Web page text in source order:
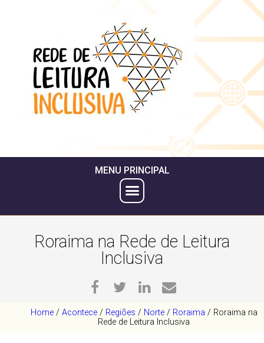
MENU PRINCIPAL
Roraima na Rede de Leitura
Inclusiva
Home/ Acontece/ Regiões / Norte/ Roraima / Roraima na
Rede de Leitura Inclusiva